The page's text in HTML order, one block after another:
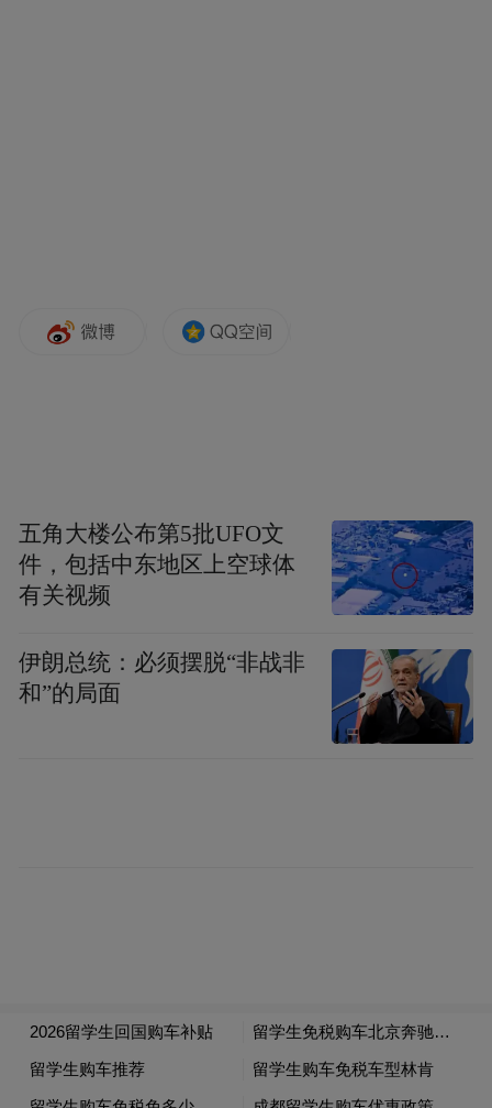
阅读的力量不仅在于知识的积累，更在于实
践的转化。活动中，齐鲁银行员工代表结合
自身经历，分享了阅读如何影响他们的职业
发展和人生思考。从金融专业书籍到经典文
学作品，从管理哲学到生活随笔，他们的故
予客户和员工代表，通过这一份实实在在的
帮助，传递公益火种，并唤起更多人对特殊
五角大楼公布第5批UFO文
件，包括中东地区上空球体
有关视频
伊朗总统：必须摆脱“非战非
和”的局面